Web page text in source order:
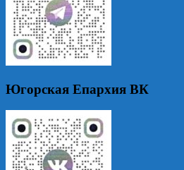
Югорская Епархия ВК